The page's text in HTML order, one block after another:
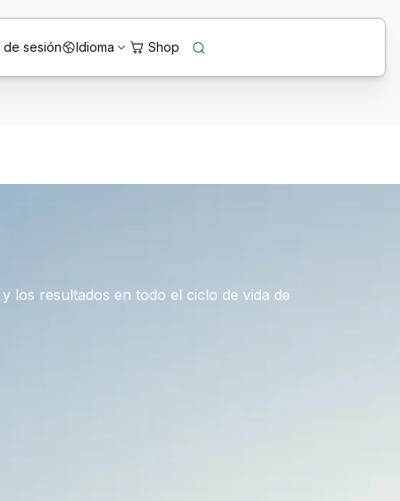
de sesión Idioma
los resultados en todo el ciclo de vida de